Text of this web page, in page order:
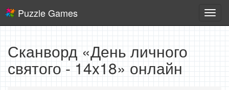
игры
Puzzle Games
Сканворд «День личного
святого - 14x18» онлайн